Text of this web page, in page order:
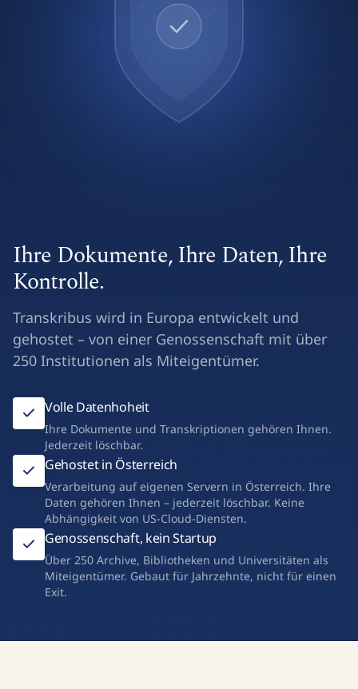
Ihre Dokumente, Ihre Daten, Ihre
Kontrolle.
Transkribus wird in Europa entwickelt und
gehostet – von einer Genossenschaft mit über
250 Institutionen als Miteigentümer.
Volle Datenhoheit
Ihre Dokumente und Transkriptionen gehören Ihnen.
Jederzeit löschbar.
Gehostet in Österreich
Verarbeitung auf eigenen Servern in Österreich. Ihre
Daten gehören Ihnen – jederzeit löschbar. Keine
Abhängigkeit von US-Cloud-Diensten.
Genossenschaft, kein Startup
Über 250 Archive, Bibliotheken und Universitäten als
Miteigentümer. Gebaut für Jahrzehnte, nicht für einen
Exit.